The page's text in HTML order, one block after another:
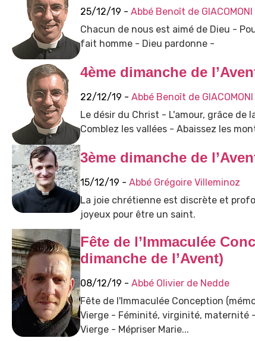
25/12/19 - Abbé Benoît de GIACOMONI
Chacun de nous est aimé de Dieu -
fait homme - Dieu pardonne -
4ème dimanche de
22/12/19 - Abbé Benoît de GIACOMONI
Le désir du Christ - L'amour, grâce
Comblez les vallées - Abaissez les
3ème dimanche de
15/12/19 - Abbé Grégoire Villeminoz
La joie chrétienne est discrète et
joyeux pour être un saint.
Fête de l’Immaculée
dimanche de l’Avent)
08/12/19 - Abbé Olivier de Nedde
Fête de l'Immaculée Conception
Vierge - Féminité, virginité, maternité
Vierge - Mépriser Marie...